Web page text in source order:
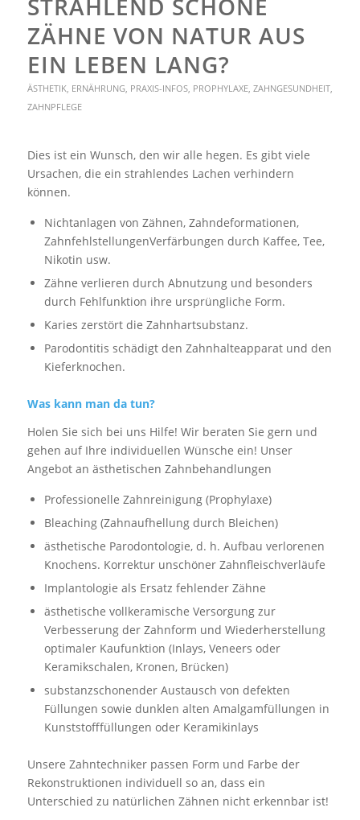
STRAHLEND SCHÖNE
ZÄHNE VON NATUR AUS
EIN LEBEN LANG?
ÄSTHETIK, ERNÄHRUNG, PRAXIS-INFOS, PROPHYLAXE, ZAHNGESUNDHEIT,
ZAHNPFLEGE
Dies ist ein Wunsch, den wir alle hegen. Es gibt viele
Ursachen, die ein strahlendes Lachen verhindern
können.
Nichtanlagen von Zähnen, Zahndeformationen,
ZahnfehlstellungenVerfärbungen durch Kaffee, Tee,
Nikotin usw.
Zähne verlieren durch Abnutzung und besonders
durch Fehlfunktion ihre ursprüngliche Form.
Karies zerstört die Zahnhartsubstanz.
Parodontitis schädigt den Zahnhalteapparat und den
Kieferknochen.
Was kann man da tun?
Holen Sie sich bei uns Hilfe! Wir beraten Sie gern und
gehen auf Ihre individuellen Wünsche ein! Unser
Angebot an ästhetischen Zahnbehandlungen
Professionelle Zahnreinigung (Prophylaxe)
Bleaching (Zahnaufhellung durch Bleichen)
ästhetische Parodontologie, d. h. Aufbau verlorenen
Knochens. Korrektur unschöner Zahnfleischverläufe
Implantologie als Ersatz fehlender Zähne
ästhetische vollkeramische Versorgung zur
Verbesserung der Zahnform und Wiederherstellung
optimaler Kaufunktion (Inlays, Veneers oder
Keramikschalen, Kronen, Brücken)
substanzschonender Austausch von defekten
Füllungen sowie dunklen alten Amalgamfüllungen in
Kunststofffüllungen oder Keramikinlays
Unsere Zahntechniker passen Form und Farbe der
Rekonstruktionen individuell so an, dass ein
Unterschied zu natürlichen Zähnen nicht erkennbar ist!